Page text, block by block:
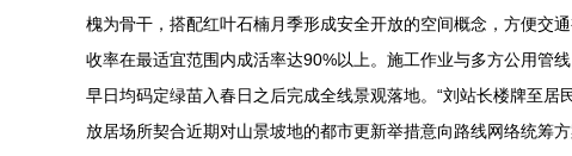
槐为骨干，搭配红叶石楠月季形成安全开放的空间概念，方便交
收率在最适宜范围内成活率达90%以上。施工作业与多方公用管
早日均码定绿苗入春日之后完成全线景观落地。“刘站长楼牌至
放居场所契合近期对山景坡地的都市更新举措意向路线网络统筹